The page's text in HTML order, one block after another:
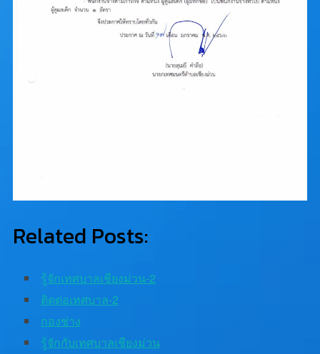
Related Posts:
รู้จักเทศบาลเชียงม่วน-2
ติดต่อเทศบาล-2
กองช่าง
รู้จักกับเทศบาลเชียงม่วน